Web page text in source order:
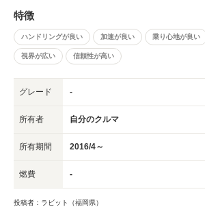
ラーを購入できました。ラパンを購入して1年以上
もなくて、信頼性の高い車です。
特徴
ハンドリングが良い 加速が良い 乗り心地が良い
視界が広い 信頼性が高い
グレード -
所有者 自分のクルマ
所有期間 2016/4～
燃費 -
投稿者：ラビット（福岡県）